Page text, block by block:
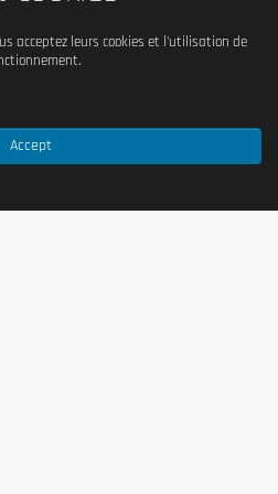
Accept
acceptez leurs cookies et l'utilisation de